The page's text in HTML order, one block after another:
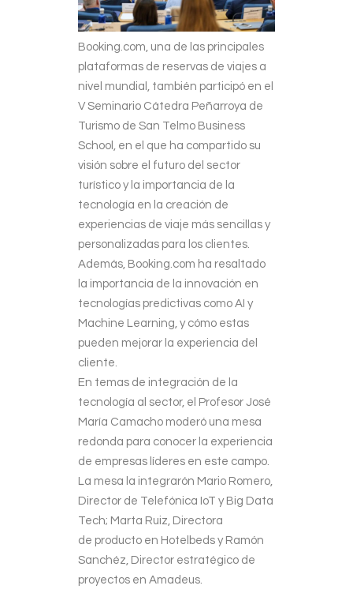
Booking.com, una de las principales
plataformas de reservas de viajes a
nivel mundial, también participó en el
V Seminario Cátedra Peñarroya de
Turismo de San Telmo Business
School, en el que ha compartido su
visión sobre el futuro del sector
turístico y la importancia de la
tecnología en la creación de
experiencias de viaje más sencillas y
personalizadas para los clientes.
Además, Booking.com ha resaltado
la importancia de la innovación en
tecnologías predictivas como AI y
Machine Learning, y cómo estas
pueden mejorar la experiencia del
cliente.
En temas de integración de la
tecnología al sector, el Profesor José
María Camacho moderó una mesa
redonda para conocer la experiencia
de empresas líderes en este campo.
La mesa la integrarón Mario Romero,
Director de Telefónica IoT y Big Data
Tech; Marta Ruiz, Directora
de producto en Hotelbeds y Ramón
Sanchéz, Director estratégico de
proyectos en Amadeus.